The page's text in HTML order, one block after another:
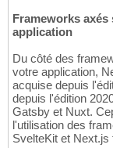
Frameworks
application
Du côté des
votre application,
acquise depuis
depuis l'édition
Gatsby et Nuxt.
l'utilisation des
SvelteKit et